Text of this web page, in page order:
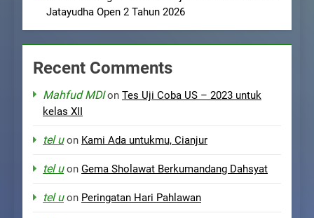
Jatayudha Open 2 Tahun 2026
Recent Comments
Mahfud MDIon Tes Uji Coba US – 2023 untuk
kelas XII
tel uon Kami Ada untukmu, Cianjur
tel uon Gema Sholawat Berkumandang Dahsyat
tel uon Peringatan Hari Pahlawan